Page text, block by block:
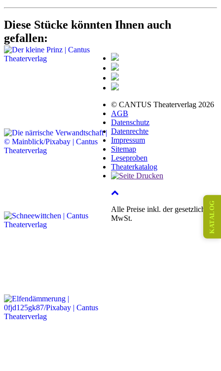
Diese Stücke könnten Ihnen auch
gefallen:
© CANTUS Theaterverlag 2026
AGB
Datenschutz
Datenrechte
Impressum
Sitemap
Leseproben
Theaterkatalog
Alle Preise inkl. der gesetzlichen
MwSt.
KATALOG